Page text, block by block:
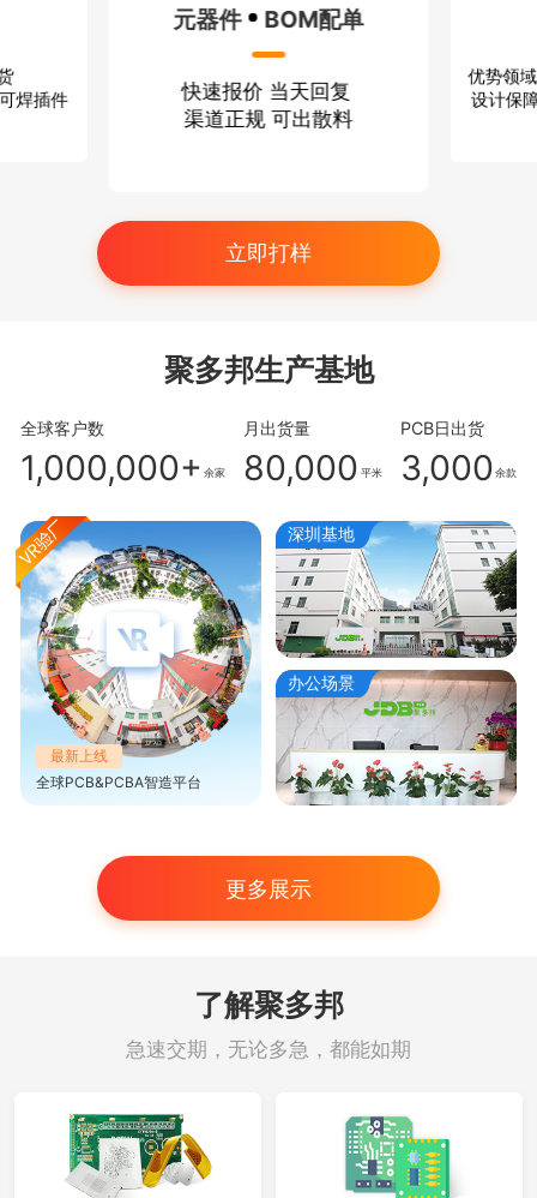
焊插件
元器件 BOM配单
快速报价 当天回复
渠道正规 可出散料
优势领
设计保
立即打样
聚多邦生产基地
全球客户数
1,000,000+ 余家
月出货量
80,000 平米
PCB日出货
3,000 余款
最新上线
全球PCB&PCBA智造平台
深圳基地
办公场景
更多展示
了解聚多邦
急速交期，无论多急，都能如期